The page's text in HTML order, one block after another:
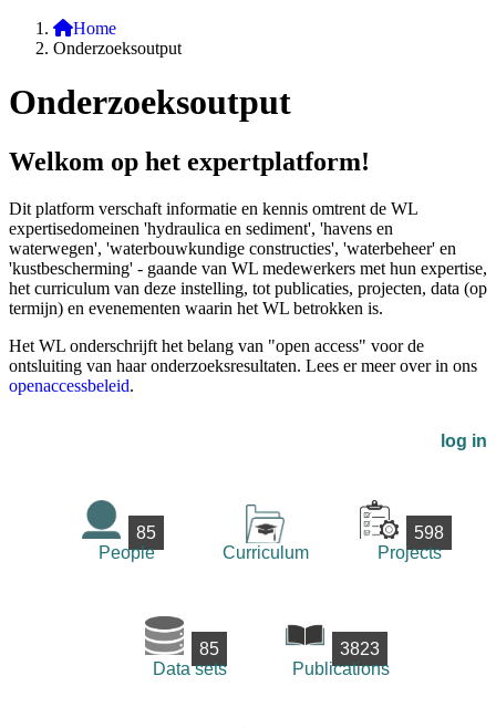
Home
Onderzoeksoutput
Onderzoeksoutput
Welkom op het expertplatform!
Dit platform verschaft informatie en kennis omtrent de WL
expertisedomeinen 'hydraulica en sediment', 'havens en
waterwegen', 'waterbouwkundige constructies', 'waterbeheer' en
'kustbescherming' - gaande van WL medewerkers met hun expertise,
het curriculum van deze instelling, tot publicaties, projecten, data (op
termijn) en evenementen waarin het WL betrokken is.
Het WL onderschrijft het belang van "open access" voor de
ontsluiting van haar onderzoeksresultaten. Lees er meer over in ons
openaccessbeleid.
log in
85
People
Curriculum
598
Projects
85
Data sets
3823
Publications